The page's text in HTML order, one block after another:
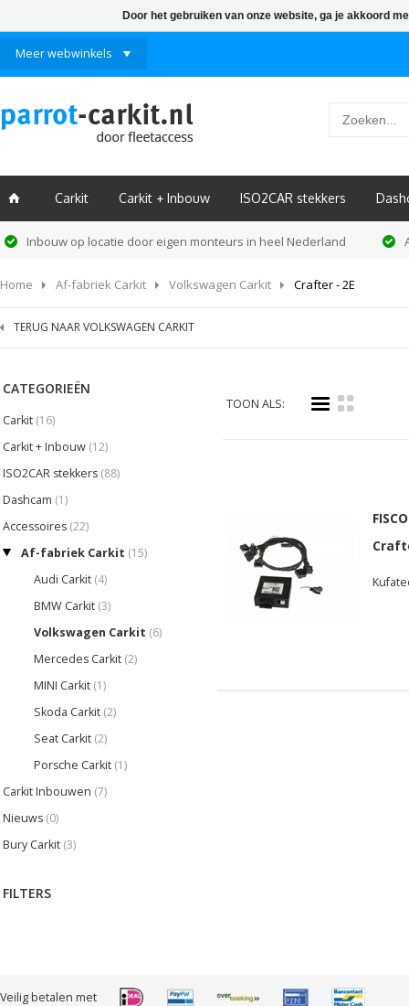
Meer webwinkels
ï Carkit Carkit + Inbouw ISO2CAR stekkers
Inbouw op locatie door eigen monteurs in heel Nederland
Home Af-fabriek Carkit Volkswagen Carkit Crafter - 2E
TERUG NAAR VOLKSWAGEN CARKIT
CATEGORIEËN
Carkit (16)
Carkit + Inbouw (12)
ISO2CAR stekkers (88)
Dashcam (1)
Accessoires (22)
Af-fabriek Carkit (15)
Audi Carkit (4)
BMW Carkit (3)
Volkswagen Carkit (6)
Mercedes Carkit (2)
MINI Carkit (1)
Skoda Carkit (2)
Seat Carkit (2)
Porsche Carkit (1)
Carkit Inbouwen (7)
Nieuws (0)
Bury Carkit (3)
FILTERS
TOON ALS: i k
Veilig betalen met
Door het gebruiken van onze website, ga je akkoord